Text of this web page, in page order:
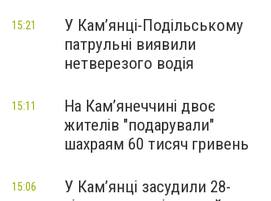
У Кам’янці-Подільському
патрульні виявили
нетверезого водія
15:21
На Камʼянеччині двоє
жителів "подарували"
шахраям 60 тисяч гривень
15:11
У Камʼянці засудили 28-
15:06